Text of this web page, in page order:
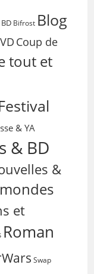
BD Bifrost Blog
Coup de
tout et
& YA
& BD
&
et
Roman
Swap